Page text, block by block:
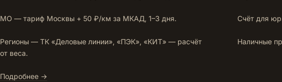
МО — тариф Москвы + 50 ₽/км за МКАД, 1–3 дня.
Регионы — ТК «Деловые линии», «ПЭК», «КИТ» — расчёт
от веса.
Подробнее →
Счёт для
Наличные